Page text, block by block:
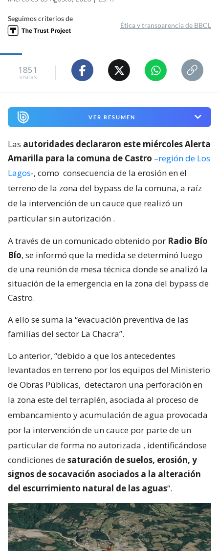
Seguimos criterios de
Ética y transparencia de BBCL
1851
visitas
VER RESUMEN
Las autoridades declararon este miércoles Alerta
Amarilla para la comuna de Castro –región de Los
Lagos-, como consecuencia de la erosión en el
terreno de la zona del bypass de la comuna, a raíz
de la intervención de un cauce que realizó un
particular sin autorización .
A través de un comunicado obtenido por Radio Bío
Bío, se informó que la medida se determinó luego
de una reunión de mesa técnica donde se analizó la
situación de la emergencia en la zona del bypass de
Castro.
A ello se suma la “evacuación preventiva de las
familias del sector La Chacra”.
Lo anterior, “debido a que los antecedentes
levantados en terreno por los equipos del Ministerio
de Obras Públicas, detectaron una perforación en
la zona este del terraplén, asociada al proceso de
embancamiento y acumulación de agua provocada
por la intervención de un cauce por parte de un
particular de forma no autorizada , identificándose
condiciones desaturación de suelos, erosión, y
signos de socavación asociados a la alteración
del escurrimiento natural de las aguas“.